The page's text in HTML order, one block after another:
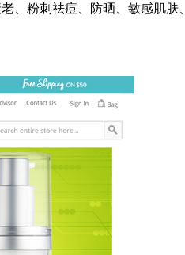
、粉刺祛痘、防晒、敏感肌